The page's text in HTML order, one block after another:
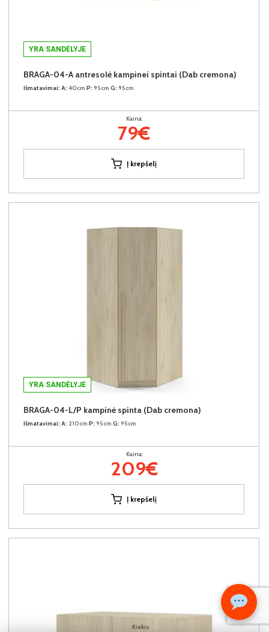
Kiekis:
YRA SANDĖLYJE
BRAGA-04-A antresolė kampinei spintai (Dab cremona)
Išmatavimai: A: 40cm P: 95cm G: 95cm
Kaina:
79€
Į krepšelį
YRA SANDĖLYJE
BRAGA-04-L/P kampinė spinta (Dab cremona)
Išmatavimai: A: 210cm P: 95cm G: 95cm
Kaina:
209€
Į krepšelį